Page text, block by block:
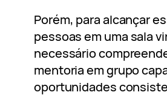
Porém, para alcançar
pessoas em uma sala
necessário
mentoria em grupo
oportunidades